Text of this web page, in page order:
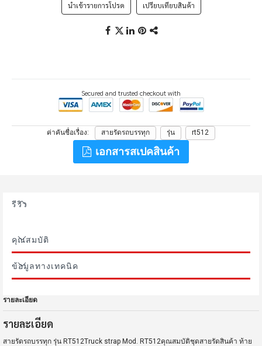
นำเข้ารายการโปรด เปรียบเทียบสินค้า
Secured and trusted checkout with
ค่าคันชื่อเรื่อง สายรัดรถบรรทุก รุ่น rt512
เอกสารสเปคสินค้า
รีวิว
คุณสมบัติ
ข้อมูลทางเทคนิค
รายละเอียด
รายละเอียด
สายรัดรถบรรทุก รุ่น RT512Truck strap Mod. RT512คุณสมบัติชุดสายรัดสินค้า ท้าย